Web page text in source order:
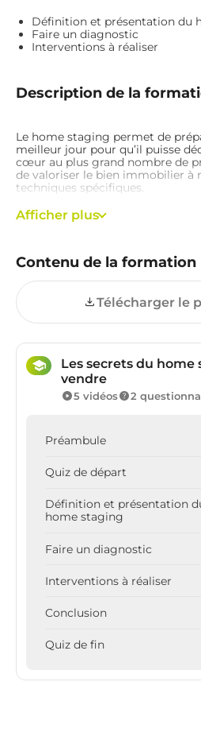
Définition et présentation du
Faire un diagnostic
Interventions à réaliser
Description de la
Le home staging permet de
meilleur jour pour qu’il puisse
cœur au plus grand nombre de
de valoriser le bien immobilier à
techniques spécifiques.
mandats simples en mandats
Afficher plus
Contenu de la formation
Télécharger le
Les secrets du
vendre
5 vidéos 2
Préambule
Quiz de départ
Définition et présentation
home staging
Faire un diagnostic
Interventions à réaliser
Conclusion
Quiz de fin